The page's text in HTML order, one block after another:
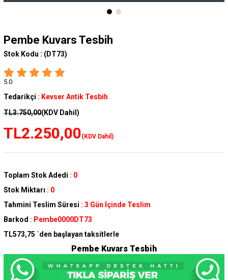
Pembe Kuvars Tesbih
Stok Kodu : (DT73)
5.0
Tedarikçi : Kevser Antik Tesbih
TL3.750,00(KDV Dahil)
TL2.250,00(KDV Dahil)
Toplam Stok Adedi : 0
Stok Miktarı : 0
Tahmini Teslim Süresi : 3 Gün İçinde Teslim
Barkod : Pembe0000DT73
TL573,75 `den başlayan taksitlerle
Pembe Kuvars Tesbih